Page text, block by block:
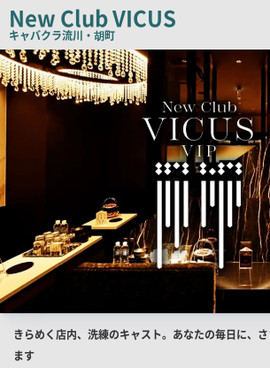
コ
ピ
ー
New Club VICUS
キャバクラ流川・胡町
店
舗
PR
画
像
店
舗
きらめく店内、洗練のキャスト。あなたの毎日に、
ます